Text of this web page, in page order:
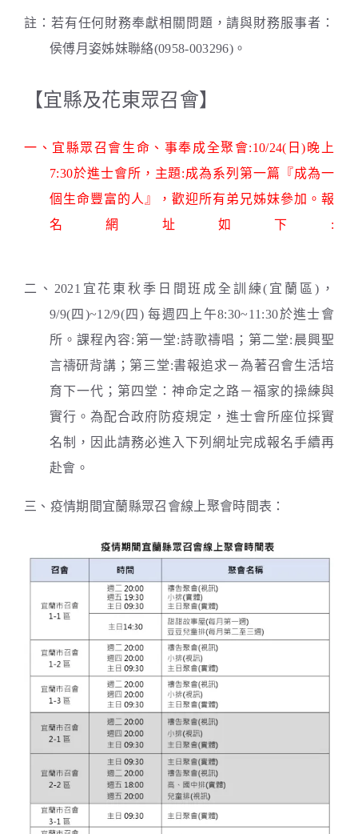
註：若有任何財務奉獻相關問題，請與財務服事者：
侯傅月姿姊妹聯絡(0958-003296)。
【宜縣及花東眾召會】
一、宜縣眾召會生命、事奉成全聚會:10/24(日)晚上
7:30於進士會所，主題:成為系列第一篇『成為一
個生命豐富的人』，歡迎所有弟兄姊妹參加。報
名網址如下:
二、2021宜花東秋季日間班成全訓練(宜蘭區)，
9/9(四)~12/9(四) 每週四上午8:30~11:30於進士會
所。課程內容:第一堂:詩歌禱唱；第二堂:晨興聖
言禱研背講；第三堂:書報追求－為著召會生活培
育下一代；第四堂：神命定之路－福家的操練與
實行。為配合政府防疫規定，進士會所座位採實
名制，因此請務必進入下列網址完成報名手續再
赴會。
三、疫情期間宜蘭縣眾召會線上聚會時間表：